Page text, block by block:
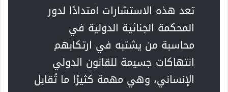
تعد هذه الاستشارات امتدادًا لدور
المحكمة الجنائية الدولية في
محاسبة من يشتبه في ارتكابهم
انتهاكات جسيمة للقانون الدولي
الإنساني، وهي مهمة كثيرًا ما تُقابل